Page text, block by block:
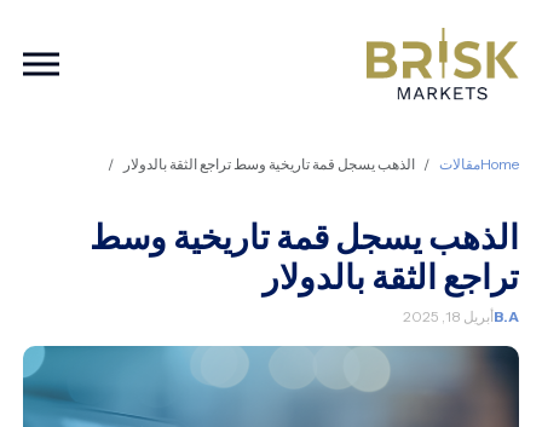
Homeمقالات الذهب يسجل قمة تاريخية وسط تراجع الثقة بالدولار
الذهب يسجل قمة تاريخية وسط
تراجع الثقة بالدولار
B.Aأبريل 18, 2025